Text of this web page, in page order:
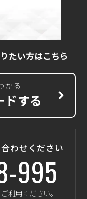
たい方はこちら
かる
ドする
わせください
995
利用ください。